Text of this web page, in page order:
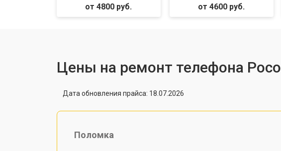
от 4800 руб. от 4600 руб.
Цены на ремонт телефона Poco
Дата обновления прайса: 18.07.2026
Поломка